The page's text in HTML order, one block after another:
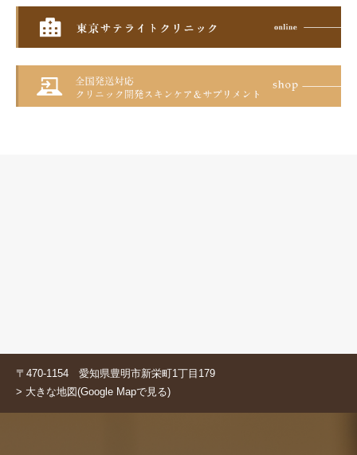
〒470-1154 愛知県豊明市新栄町1丁目179
> 大きな地図(Google Mapで見る)